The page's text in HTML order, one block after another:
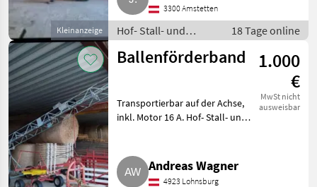
Kleinanzeige
Zustand, aus Platzgrün
3300 Amstetten
Hof- Stall- und
Weidetechnik /
Heutechnik
18 Tage online
Ballenförderband
1.000
€
MwSt nicht
ausweisbar
Transportierbar auf der Achse,
inkl. Motor 16 A. Hof- Stall- und
Andreas Wagner
4923 Lohnsburg